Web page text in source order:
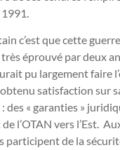
c’est que cette
éprouvé par deux
pu largement faire
satisfaction sur
des « garanties »
l’OTAN vers l’Est.
participent de la